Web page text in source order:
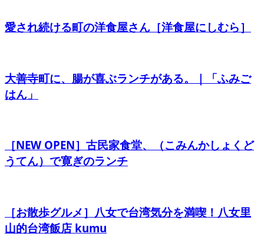
愛され続ける町の洋食屋さん［洋食屋にしむら］
大善寺町に、腸が喜ぶランチがある。｜「ふみご
はん」
［NEW OPEN］古民家食堂、（こみんかしょくど
うてん）で寛ぎのランチ
［お散歩グルメ］八女で台湾気分を満喫！八女里
山的台湾飯店 kumu